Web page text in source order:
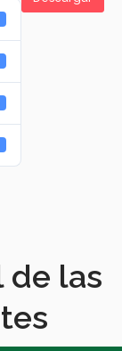
de las